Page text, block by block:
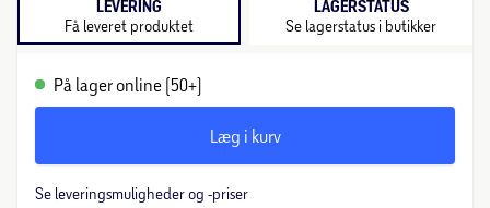
LEVERING
Få leveret produktet
LAGERSTATUS
Se lagerstatus i butikker
På lager online (50+)
Læg i kurv
Se leveringsmuligheder og -priser